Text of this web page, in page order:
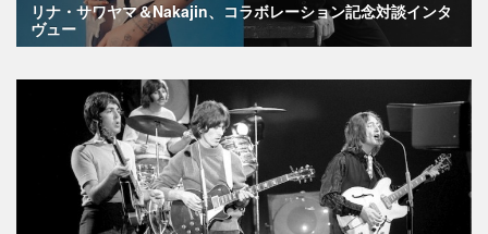
リナ・サワヤマ＆Nakajin、コラボレーション記念対談インタ
ヴュー